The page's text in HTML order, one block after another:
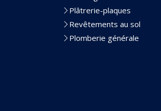
Plâtrerie-plaques
Revêtements au sol
Plomberie générale